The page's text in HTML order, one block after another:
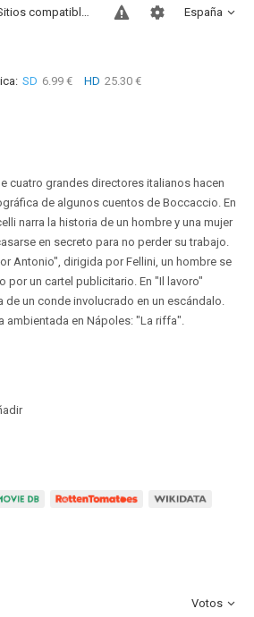
España
Sitios compatibles
SD 6.99 € HD 25.30 €
cuatro grandes directores italianos hacen
de algunos cuentos de Boccaccio. En
narra la historia de un hombre y una mujer
en secreto para no perder su trabajo.
Antonio", dirigida por Fellini, un hombre se
por un cartel publicitario. En "Il lavoro"
de un conde involucrado en un escándalo.
ambientada en Nápoles: "La riffa".
Votos